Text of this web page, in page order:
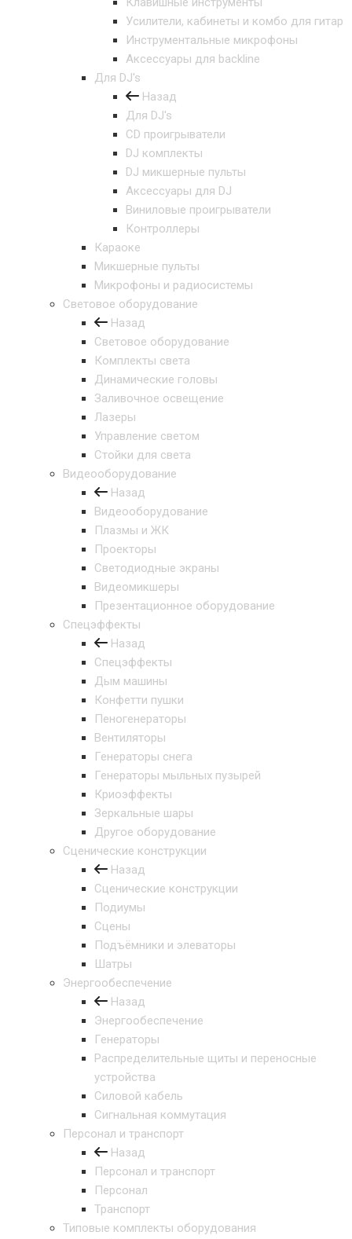
Усилители, кабинеты и комбо для гитар
Инструментальные микрофоны
Аксессуары для backline
Для DJ's
Назад
Для DJ's
CD проигрыватели
DJ комплекты
DJ микшерные пульты
Аксессуары для DJ
Виниловые проигрыватели
Контроллеры
Караоке
Микшерные пульты
Микрофоны и радиосистемы
Световое оборудование
Назад
Световое оборудование
Комплекты света
Динамические головы
Заливочное освещение
Лазеры
Управление светом
Стойки для света
Видеооборудование
Назад
Видеооборудование
Плазмы и ЖК
Проекторы
Светодиодные экраны
Видеомикшеры
Презентационное оборудование
Спецэффекты
Назад
Спецэффекты
Дым машины
Конфетти пушки
Пеногенераторы
Вентиляторы
Генераторы снега
Генераторы мыльных пузырей
Криоэффекты
Зеркальные шары
Другое оборудование
Сценические конструкции
Назад
Сценические конструкции
Подиумы
Сцены
Подъёмники и элеваторы
Шатры
Энергообеспечение
Назад
Энергообеспечение
Генераторы
Распределительные щиты и переносные
устройства
Силовой кабель
Сигнальная коммутация
Персонал и транспорт
Назад
Персонал и транспорт
Персонал
Транспорт
Типовые комплекты оборудования